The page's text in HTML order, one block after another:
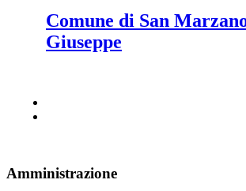
Comune di San
Giuseppe
Amministrazione